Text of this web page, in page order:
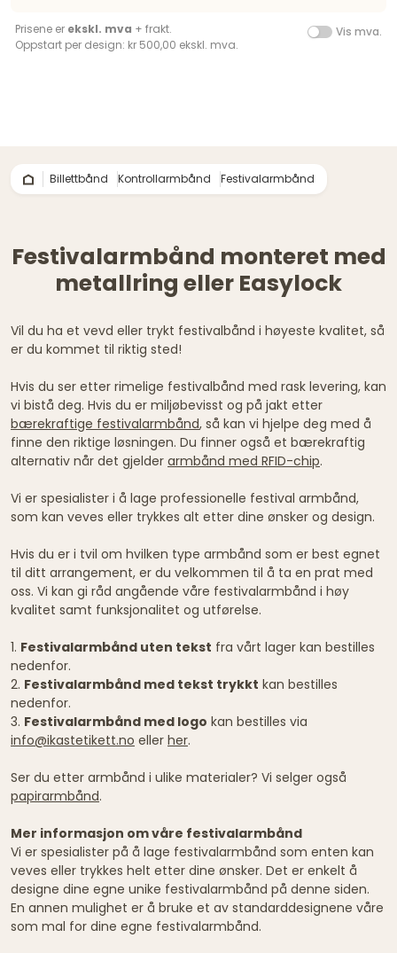
Prisene er ekskl. mva + frakt.
Oppstart per design: kr 500,00 ekskl. mva.
Vis mva.
Billettbånd Kontrollarmbånd Festivalarmbånd
Festivalarmbånd monteret med
metallring eller Easylock
Vil du ha et vevd eller trykt festivalbånd i høyeste kvalitet, så
er du kommet til riktig sted!
Hvis du ser etter rimelige festivalbånd med rask levering, kan
vi bistå deg. Hvis du er miljøbevisst og på jakt etter
bærekraftige festivalarmbånd, så kan vi hjelpe deg med å
finne den riktige løsningen. Du finner også et bærekraftig
alternativ når det gjelder armbånd med RFID-chip.
Vi er spesialister i å lage professionelle festival armbånd,
som kan veves eller trykkes alt etter dine ønsker og design.
Hvis du er i tvil om hvilken type armbånd som er best egnet
til ditt arrangement, er du velkommen til å ta en prat med
oss. Vi kan gi råd angående våre festivalarmbånd i høy
kvalitet samt funksjonalitet og utførelse.
1. Festivalarmbånd uten tekst fra vårt lager kan bestilles
nedenfor.
2. Festivalarmbånd med tekst trykkt kan bestilles
nedenfor.
3. Festivalarmbånd med logo kan bestilles via
info@ikastetikett.no eller her.
Ser du etter armbånd i ulike materialer? Vi selger også
papirarmbånd.
Mer informasjon om våre festivalarmbånd
Vi er spesialister på å lage festivalarmbånd som enten kan
veves eller trykkes helt etter dine ønsker. Det er enkelt å
designe dine egne unike festivalarmbånd på denne siden.
En annen mulighet er å bruke et av standarddesignene våre
som mal for dine egne festivalarmbånd.